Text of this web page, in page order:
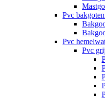
Pvc
Pvc
Pvc